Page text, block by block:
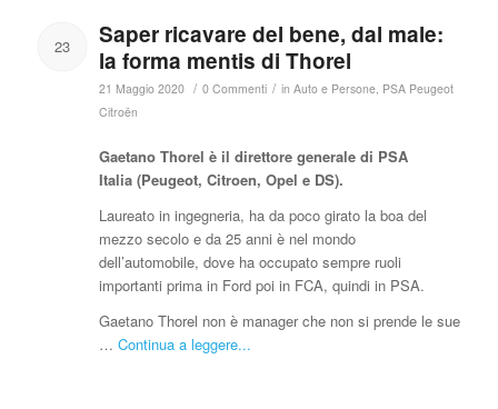
23
Saper ricavare del bene, dal male:
la forma mentis di Thorel
21 Maggio 2020 / 0 Commenti / in Auto e Persone, PSA Peugeot
Citroën
Gaetano Thorel è il direttore generale di PSA
Italia (Peugeot, Citroen, Opel e DS).
Laureato in ingegneria, ha da poco girato la boa del
mezzo secolo e da 25 anni è nel mondo
dell’automobile, dove ha occupato sempre ruoli
importanti prima in Ford poi in FCA, quindi in PSA.
Gaetano Thorel non è manager che non si prende le sue
… Continua a leggere...